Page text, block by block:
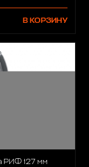
В КОРЗИНУ
РИФ 127 мм